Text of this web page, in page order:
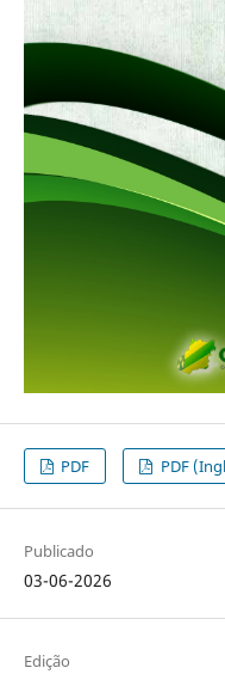
PDF PDF
Publicado
03-06-2026
Edição